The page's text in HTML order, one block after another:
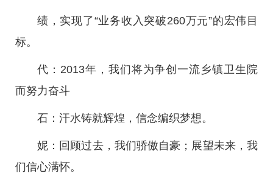
绩，实现了“业务收入突破260万元”的宏伟目
标。
代：2013年，我们将为争创一流乡镇卫生院
而努力奋斗
石：汗水铸就辉煌，信念编织梦想。
妮：回顾过去，我们骄傲自豪；展望未来，我
们信心满怀。